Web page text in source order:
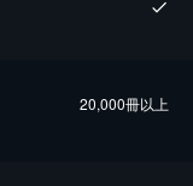
20,000冊以上